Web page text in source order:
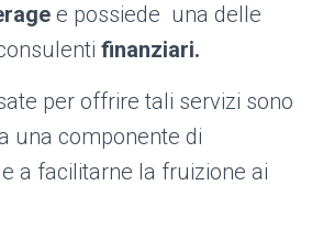
e possiede una delle
finanziari.
per offrire tali servizi sono
una componente di
a facilitarne la fruizione ai